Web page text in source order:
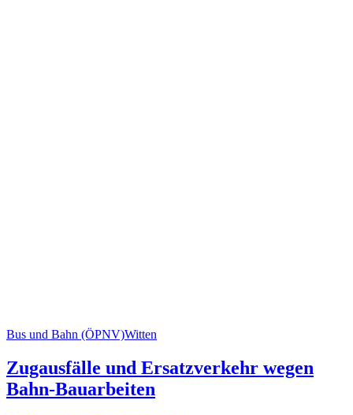
Bus und Bahn (ÖPNV)Witten
Zugausfälle und Ersatzverkehr wegen
Bahn-Bauarbeiten